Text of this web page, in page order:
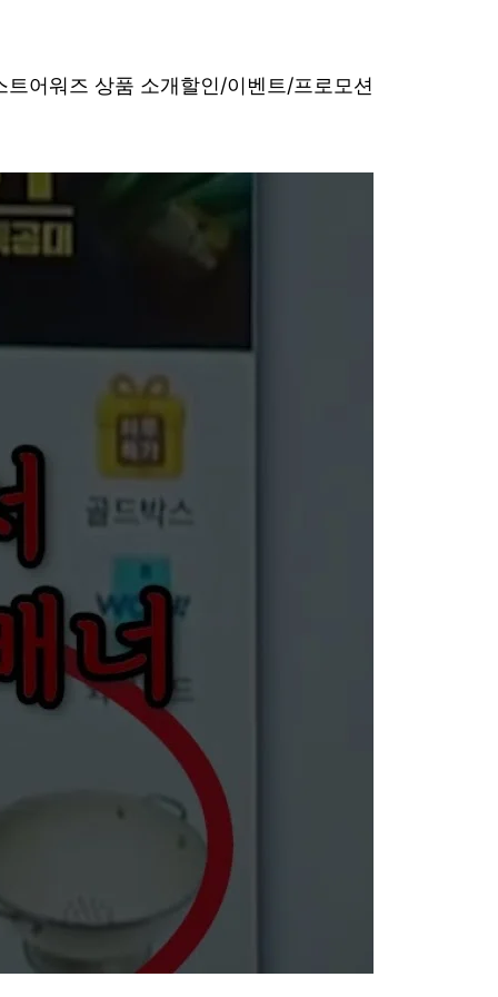
어워즈 상품 소개할인/이벤트/프로모션